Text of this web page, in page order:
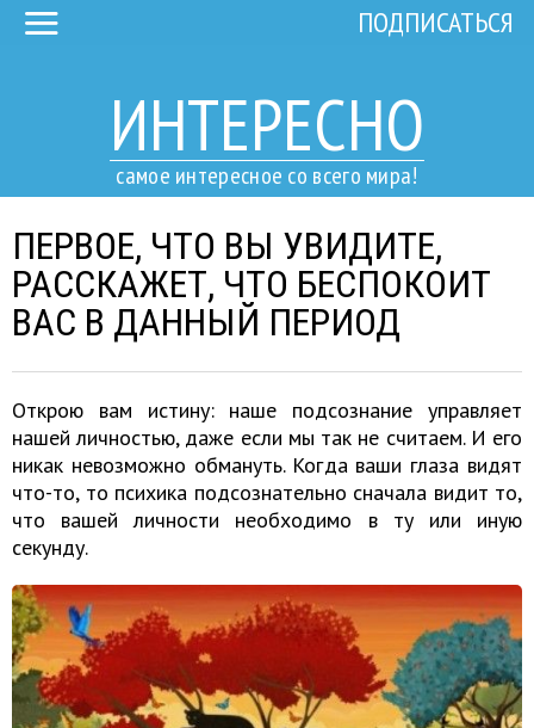
ИНТЕРЕСНО
самое интересное со всего мира!
ПОДПИСАТЬСЯ
ПЕРВОЕ, ЧТО ВЫ УВИДИТЕ,
РАССКАЖЕТ, ЧТО БЕСПОКОИТ
ВАС В ДАННЫЙ ПЕРИОД
Открою вам истину: наше подсознание управляет
нашей личностью, даже если мы так не считаем. И его
никак невозможно обмануть. Когда ваши глаза видят
что-то, то психика подсознательно сначала видит то,
что вашей личности необходимо в ту или иную
секунду.